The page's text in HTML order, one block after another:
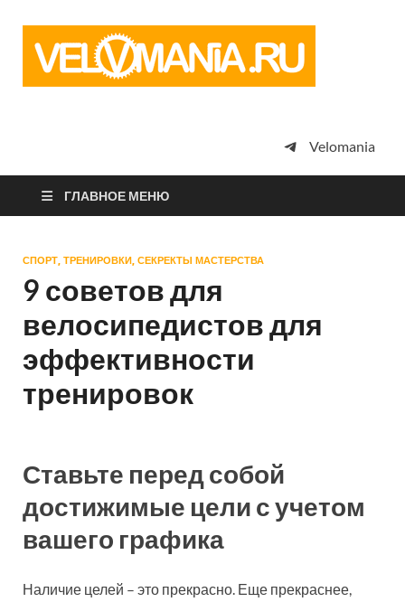
просто
Velomania
ГЛАВНОЕ МЕНЮ
СПОРТ, ТРЕНИРОВКИ, СЕКРЕКТЫ МАСТЕРСТВА
9 советов для
велосипедистов для
эффективности
тренировок
Ставьте перед собой
достижимые цели с учетом
вашего графика
Наличие целей – это прекрасно. Еще прекраснее,